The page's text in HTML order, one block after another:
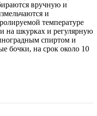
вручную и
и
температуре
на шкурках и регулярную
спиртом и
бочки, на срок около 10